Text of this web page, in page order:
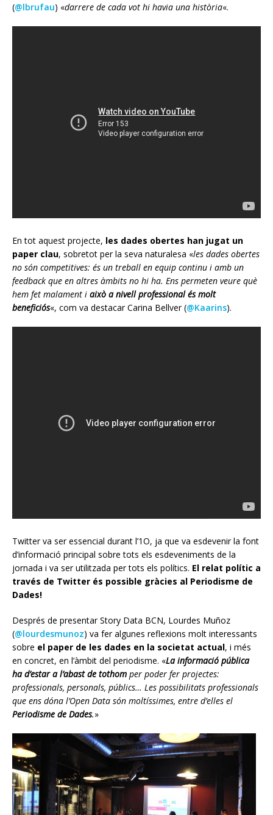
(@lbrufau) «darrere de cada vot hi havia una història«.
En tot aquest projecte, les dades obertes han jugat un
paper clau, sobretot per la seva naturalesa «les dades obertes
no són competitives: és un treball en equip continu i amb un
feedback que en altres àmbits no hi ha. Ens permeten veure què
hem fet malament i això a nivell professional és molt
beneficiós«, com va destacar Carina Bellver (@Kaarins).
Twitter va ser essencial durant l’1O, ja que va esdevenir la font
d’informació principal sobre tots els esdeveniments de la
jornada i va ser utilitzada per tots els polítics. El relat polític a
través de Twitter és possible gràcies al Periodisme de
Dades!
Després de presentar Story Data BCN, Lourdes Muñoz
(@lourdesmunoz) va fer algunes reflexions molt interessants
sobre el paper de les dades en la societat actual, i més
en concret, en l’àmbit del periodisme. «La informació pública
ha d’estar a l’abast de tothom per poder fer projectes:
professionals, personals, públics… Les possibilitats professionals
que ens dóna l’Open Data són moltíssimes, entre d’elles el
Periodisme de Dades.»